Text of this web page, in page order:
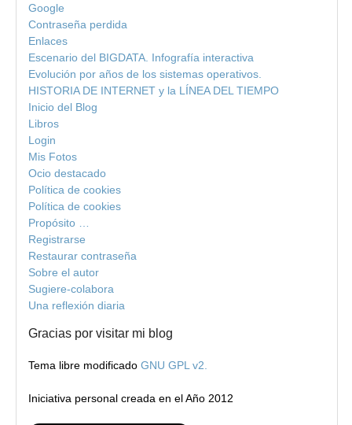
Google
Contraseña perdida
Enlaces
Escenario del BIGDATA. Infografía interactiva
Evolución por años de los sistemas operativos.
HISTORIA DE INTERNET y la LÍNEA DEL TIEMPO
Inicio del Blog
Libros
Login
Mis Fotos
Ocio destacado
Política de cookies
Política de cookies
Propósito …
Registrarse
Restaurar contraseña
Sobre el autor
Sugiere-colabora
Una reflexión diaria
Gracias por visitar mi blog
Tema libre modificado GNU GPL v2.
Iniciativa personal creada en el Año 2012